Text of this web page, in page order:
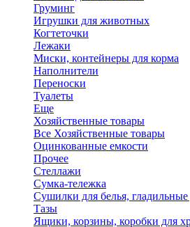
Груминг
Игрушки для животных
Когтеточки
Лежаки
Миски, контейнеры для корма
Наполнители
Переноски
Туалеты
Еще
Хозяйственные товары
Все Хозяйственные товары
Оцинкованные емкости
Прочее
Стеллажи
Сумка-тележка
Сушилки для белья, гладильные
Тазы
Ящики, корзины, коробки для